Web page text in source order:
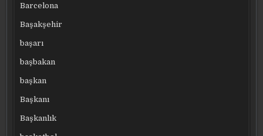
Barcelona
Başakşehir
başarı
başbakan
başkan
Başkanı
Başkanlık